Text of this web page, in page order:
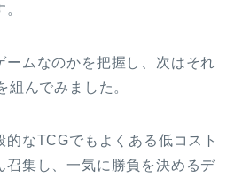
ームなのかを把握し、次はそれ
組んでみました。
的なTCGでもよくある低コスト
召集し、一気に勝負を決めるデ